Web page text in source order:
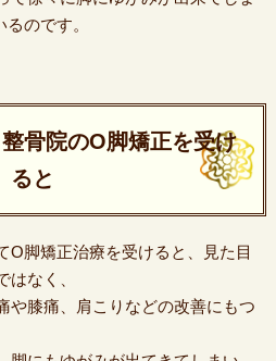
のです。
骨院のO脚矯正を受け
ると
O脚矯正治療を受けると、見た目
なく、
や膝痛、肩こりなどの改善にもつ